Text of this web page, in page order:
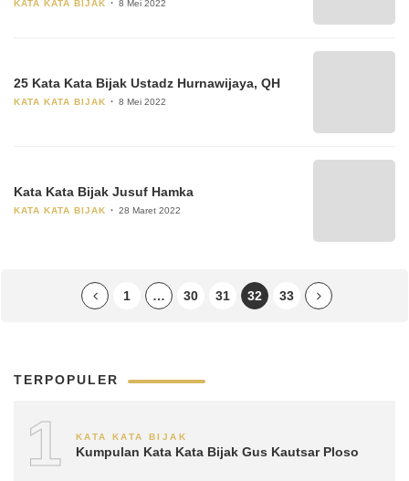
KATA KATA BIJAK 8 Mei 2022
25 Kata Kata Bijak Ustadz Hurnawijaya, QH
KATA KATA BIJAK 8 Mei 2022
Kata Kata Bijak Jusuf Hamka
KATA KATA BIJAK 28 Maret 2022
1 … 30 31 32 33
TERPOPULER
1 KATA KATA BIJAK
Kumpulan Kata Kata Bijak Gus Kautsar Ploso